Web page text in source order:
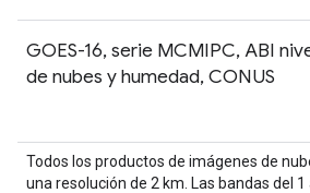
GOES-16, serie MCMIPC, ABI
de nubes y humedad, CONUS
Todos los productos de imágenes de
una resolución de 2 km. Las bandas del